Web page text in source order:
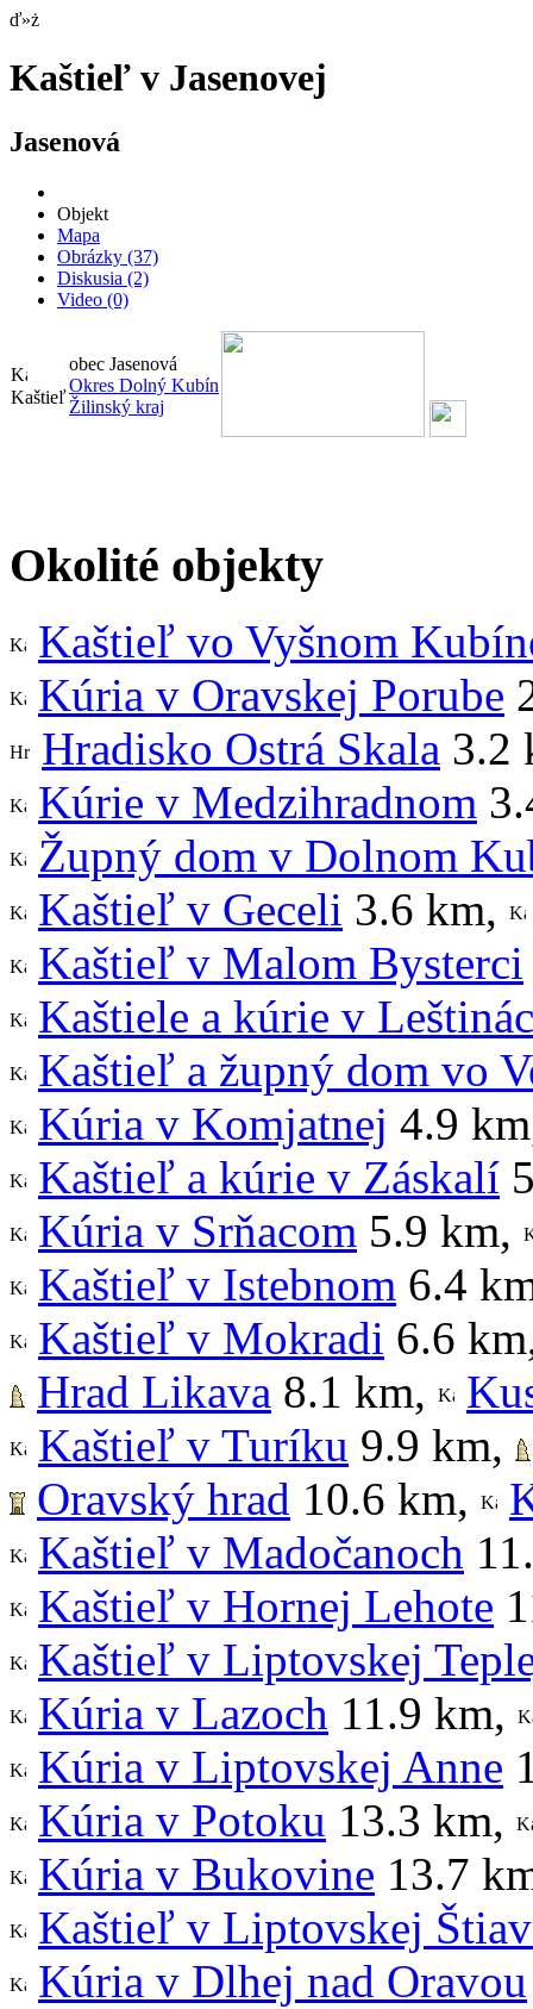
ď»ż
Kaštieľ v Jasenovej
Jasenová
Objekt
Mapa
Obrázky (37)
Diskusia (2)
Video (0)
Kaštieľ
obec Jasenová
Okres Dolný Kubín
Žilinský kraj
Okolité objekty
Kaštieľ vo Vyšnom
Kúria v Oravskej Porube
Hradisko Ostrá Skala 3.2
Kúrie v Medzihradnom
Župný dom v Dolnom
Kaštieľ v Geceli 3.6 km,
Kaštieľ v Malom Bysterci
Kaštiele a kúrie v
Kaštieľ a župný dom vo
Kúria v Komjatnej 4.9 km
Kaštieľ a kúrie v Záskalí
Kúria v Srňacom 5.9 km,
Kaštieľ v Istebnom 6.4
Kaštieľ v Mokradi 6.6 km
Hrad Likava 8.1 km,
Kaštieľ v Turíku 9.9 km,
Oravský hrad 10.6 km,
Kaštieľ v Madočanoch
Kaštieľ v Hornej Lehote
Kaštieľ v Liptovskej
Kúria v Lazoch 11.9 km,
Kúria v Liptovskej Anne
Kúria v Potoku 13.3 km,
Kúria v Bukovine 13.7
Kaštieľ v Liptovskej
Kúria v Dlhej nad Oravou